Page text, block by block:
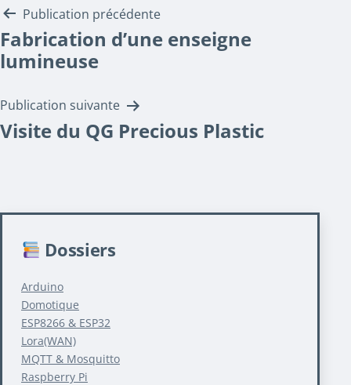
Navigation
de
l’article
Publication précédente
Fabrication d’une enseigne
lumineuse
Publication suivante
Visite du QG Precious Plastic
Dossiers
Arduino
Domotique
ESP8266 & ESP32
Lora(WAN)
MQTT & Mosquitto
Raspberry Pi